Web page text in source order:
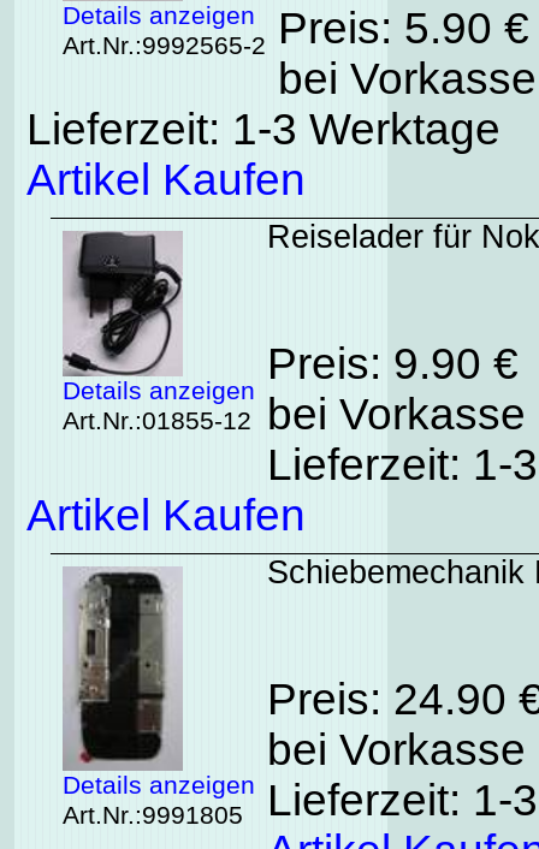
Details anzeigen
Art.Nr.:9992565-2 Preis: 5.90
bei
Lieferzeit: 1-3 Werktage
Artikel Kaufen
Details anzeigen
Art.Nr.:01855-12
Reiselader für
Preis: 9.90
bei
Lieferzeit: 1-
Artikel Kaufen
Details anzeigen
Art.Nr.:9991805
Schiebemechanik
Preis: 24.90
bei
Lieferzeit: 1-